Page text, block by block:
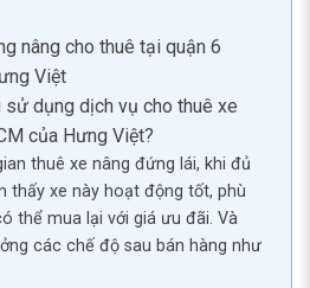
nâng cho thuê tại quận 6
Việt
dụng dịch vụ cho thuê xe
của Hưng Việt?
thuê xe nâng đứng lái, khi đủ
thấy xe này hoạt động tốt, phù
thể mua lại với giá ưu đãi. Và
các chế độ sau bán hàng như